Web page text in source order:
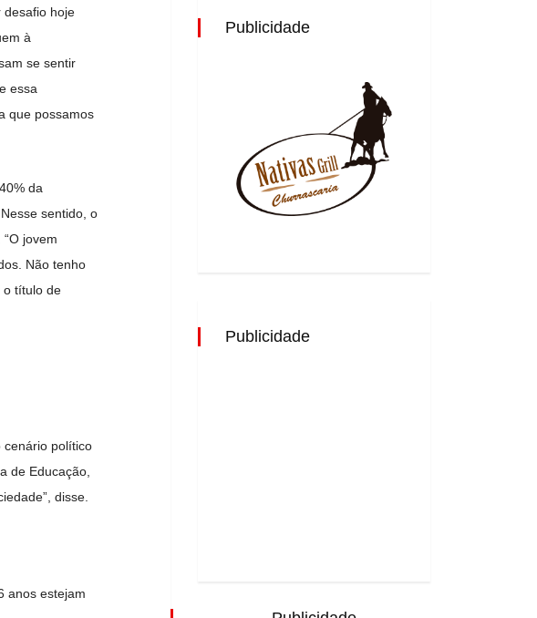
desafio hoje
à
se sentir
essa
que possamos
da
sentido, o
jovem
Não tenho
o título de
cenário político
de Educação,
disse.
anos estejam
Publicidade
Publicidade